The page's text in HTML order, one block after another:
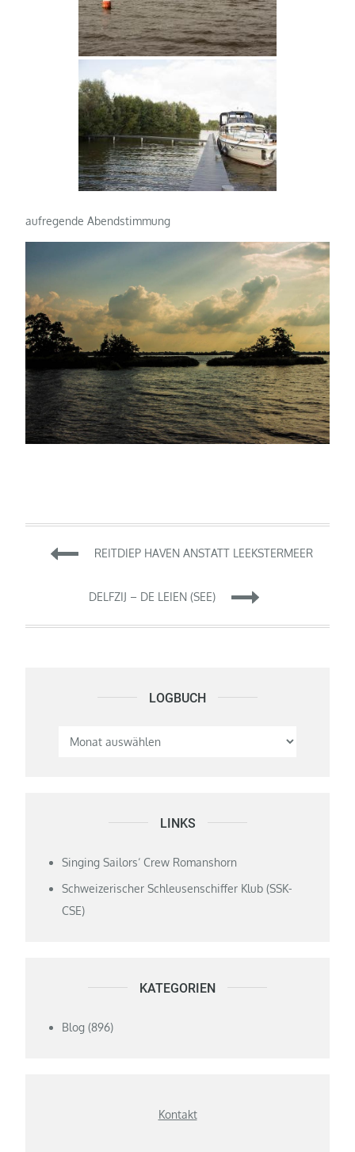
aufregende Abendstimmung
Beitragsnavigation
REITDIEP HAVEN ANSTATT LEEKSTERMEER
DELFZIJ – DE LEIEN (SEE)
LOGBUCH Logbuch
LINKS
Singing Sailors‘ Crew Romanshorn
Schweizerischer Schleusenschiffer Klub (SSK-
CSE)
KATEGORIEN
Blog (896)
Kontakt